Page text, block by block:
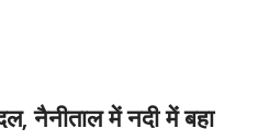
नैनीताल में नदी में बहा